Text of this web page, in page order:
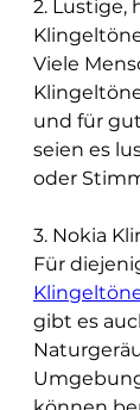
2. Lustige,
Viele
und für
seien es
oder
3. Nokia
Für
gibt es